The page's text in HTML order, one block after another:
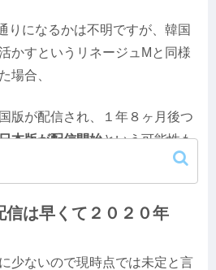
りになるかは不明ですが、韓国
かすというリネージュMと同様
場合、
版が配信され、１年８ヶ月後つ
本版が配信開始という可能性も
信は早くて２０２０年
少ないので現時点では未定と言